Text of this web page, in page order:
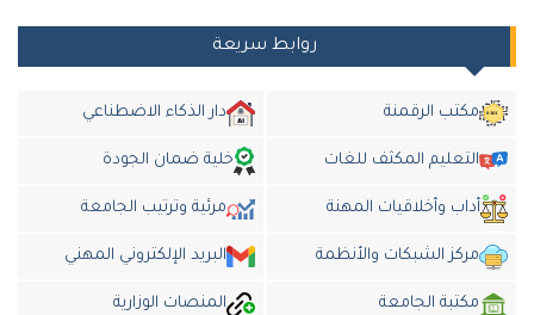
روابط سريعة
مكتب الرقمنة دار الذكاء الاضطناعي
التعليم المكثف للغات خلية ضمان الجودة
أداب وأخلاقيات المهنة مرئية وترتيب الجامعة
مركز الشبكات والأنظمة البريد الإلكتروني المهني
مكتبة الجامعة المنصات الوزارية